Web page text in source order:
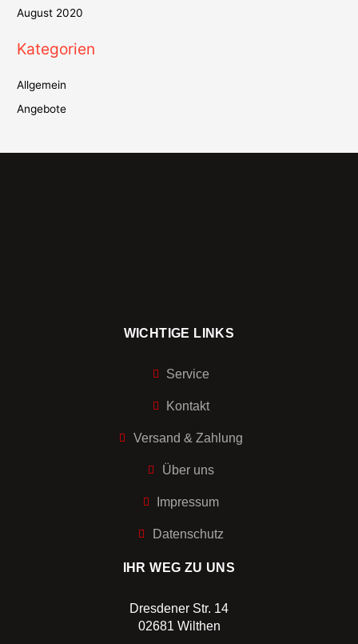
August 2020
Kategorien
Allgemein
Angebote
WICHTIGE LINKS
Service
Kontakt
Versand & Zahlung
Über uns
Impressum
Datenschutz
IHR WEG ZU UNS
Dresdener Str. 14
02681 Wilthen